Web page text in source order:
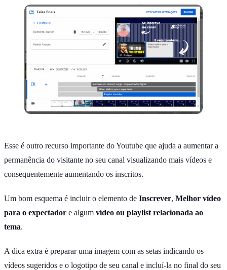
Esse é outro recurso importante do Youtube que ajuda a aumentar a
permanência do visitante no seu canal visualizando mais vídeos e
consequentemente aumentando os inscritos.
Um bom esquema é incluir o elemento de Inscrever, Melhor vídeo
para o expectador e algum vídeo ou playlist relacionada ao
tema.
A dica extra é preparar uma imagem com as setas indicando os
vídeos sugeridos e o logotipo de seu canal e incluí-la no final do seu